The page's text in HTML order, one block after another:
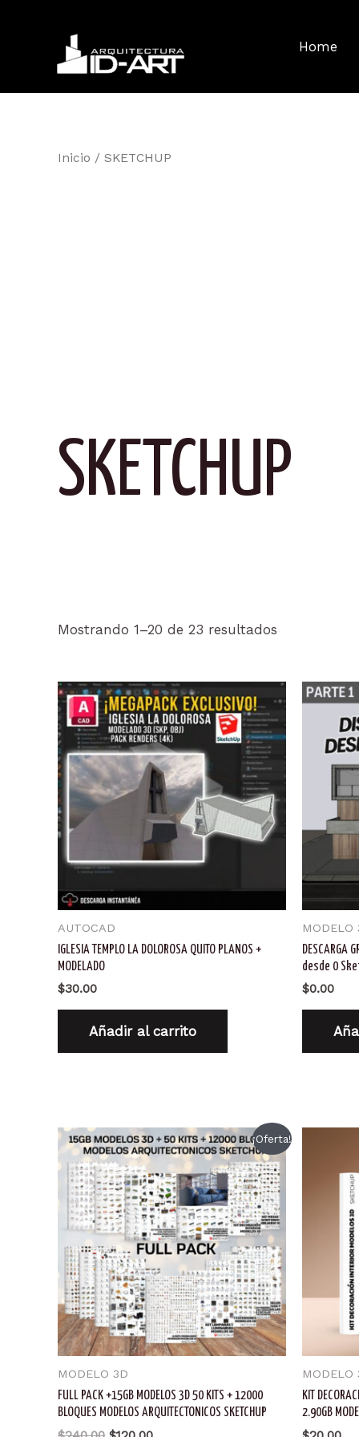
Home
Inicio / SKETCHUP
SKETCHUP
Mostrando 1–20 de 23 resultados
AUTOCAD
IGLESIA TEMPLO LA DOLOROSA QUITO PLANOS +
MODELADO
$30.00
Añadir al carrito
MODELO
DESCARGA
desde 0
$0.00
¡Oferta!
MODELO 3D
FULL PACK +15GB MODELOS 3D 50 KITS + 12000
BLOQUES MODELOS ARQUITECTONICOS SKETCHUP
MODELO
KIT
2.90GB